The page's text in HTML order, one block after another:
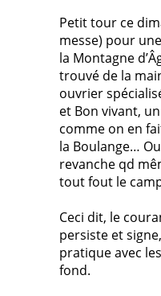
Petit tour ce
messe) pour
la Montagne
trouvé de la
ouvrier
et Bon vivant,
comme on en
la Boulange…
revanche qd
tout fout le
Ceci dit, le
persiste et
pratique avec
fond.